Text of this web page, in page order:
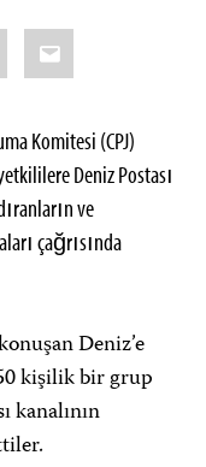
Email
Komitesi (CPJ)
Deniz Postası
ve
çağrısında
Deniz’e
kişilik bir grup
kanalının